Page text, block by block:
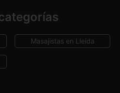
Masajistas en Lleida